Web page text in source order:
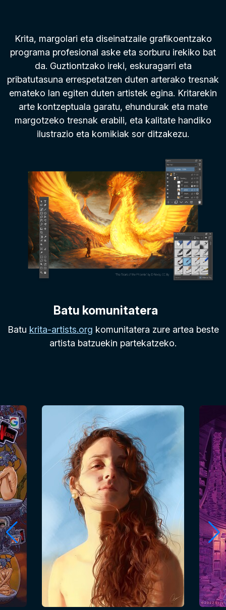
Krita, margolari eta diseinatzaile grafikoentzako
programa profesional aske eta sorburu irekiko bat
da. Guztiontzako ireki, eskuragarri eta
pribatutasuna errespetatzen duten arterako tresnak
emateko lan egiten duten artistek egina. Kritarekin
arte kontzeptuala garatu, ehundurak eta mate
margotzeko tresnak erabili, eta kalitate handiko
ilustrazio eta komikiak sor ditzakezu.
Batu komunitatera
Batu krita-artists.org komunitatera zure artea beste
artista batzuekin partekatzeko.